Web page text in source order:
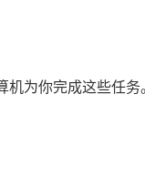
为你完成这些任务